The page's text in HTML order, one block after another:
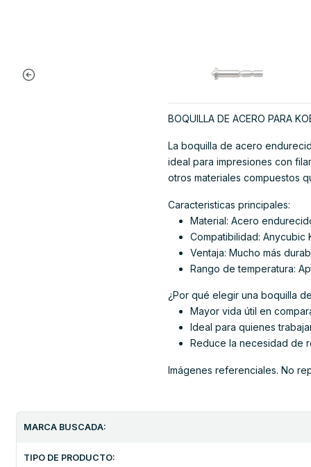
BOQUILLA DE ACERO PARA
La boquilla de acero
ideal para impresiones con
otros materiales compuestos
Caracteristicas principales:
Material: Acero
Compatibilidad: Anycubic
Ventaja: Mucho más
Rango de temperatura:
¿Por qué elegir una boquilla
Mayor vida útil en
Ideal para quienes
Reduce la necesidad de
Imágenes referenciales. No
MARCA BUSCADA:
TIPO DE PRODUCTO: